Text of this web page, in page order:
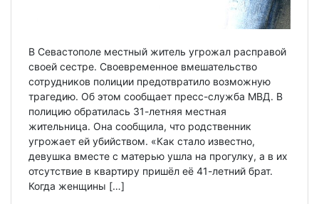
В Севастополе местный житель угрожал расправой
своей сестре. Своевременное вмешательство
сотрудников полиции предотвратило возможную
трагедию. Об этом сообщает пресс-служба МВД. В
полицию обратилась 31-летняя местная
жительница. Она сообщила, что родственник
угрожает ей убийством. «Как стало известно,
девушка вместе с матерью ушла на прогулку, а в их
отсутствие в квартиру пришёл её 41-летний брат.
Когда женщины […]